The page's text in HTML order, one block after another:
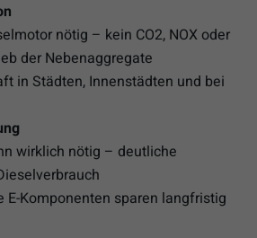
nötig – kein CO2, NOX oder
der Nebenaggregate
in Städten, Innenstädten und bei
wirklich nötig – deutliche
E-Komponenten sparen langfristig